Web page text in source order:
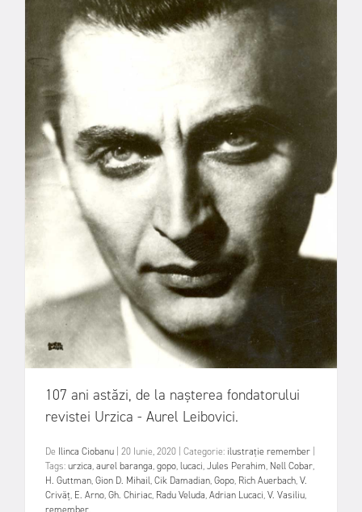
107 ani astăzi, de la nașterea fondatorului
revistei Urzica - Aurel Leibovici.
De Ilinca Ciobanu 20 Iunie, 2020 Categorie: ilustrație remember
Tags:urzica,aurel baranga,gopo,lucaci,Jules Perahim, Nell Cobar,
H. Guttman,Gion D. Mihail,Cik Damadian,Gopo, Rich Auerbach,V.
Crivăț, E. Arno,Gh. Chiriac, Radu Veluda,Adrian Lucaci,V. Vasiliu,